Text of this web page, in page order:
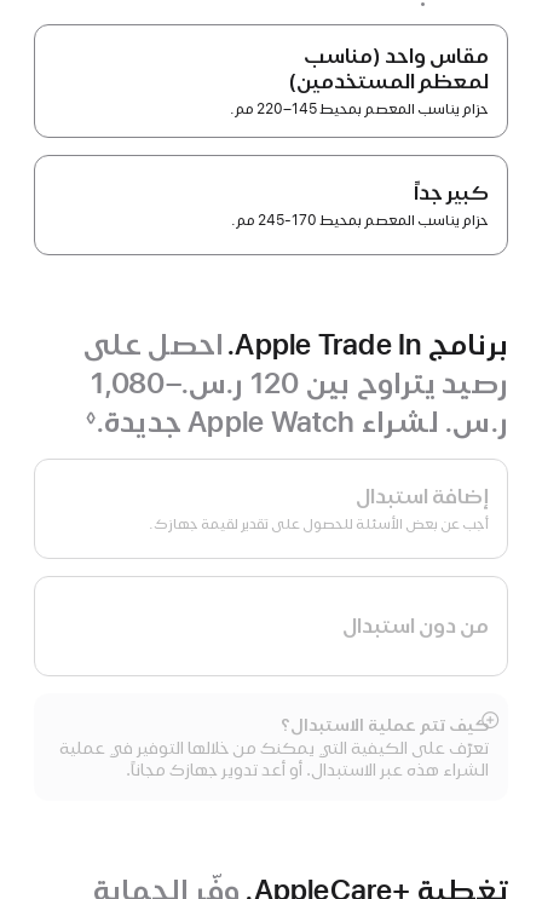
مقاس واحد (مناسب
لمعظم المستخدمين)
حزام يناسب المعصم بمحيط 145–220 مم.
كبير جداً
حزام يناسب المعصم بمحيط 170-245 مم.
برنامج Apple Trade In.
احصل على
رصيد يتراوح بين 120 ر.س.‏–1,080
ر.س.‏ لشراء Apple Watch جديدة.
حاشية
◊
برنامج
Apple Trade In.
إضافة استبدال
أجب عن بعض الأسئلة للحصول على تقدير لقيمة جهازك.
من دون استبدال
كيف تتم عملية الاستبدال؟
تعرّف على الكيفية التي يمكنك من خلالها التوفير في عملية
الشراء هذه عبر الاستبدال. أو أعد تدوير جهازك مجاناً.
عرض
المزيد
تغطية +AppleCare.
وفّر الحماية